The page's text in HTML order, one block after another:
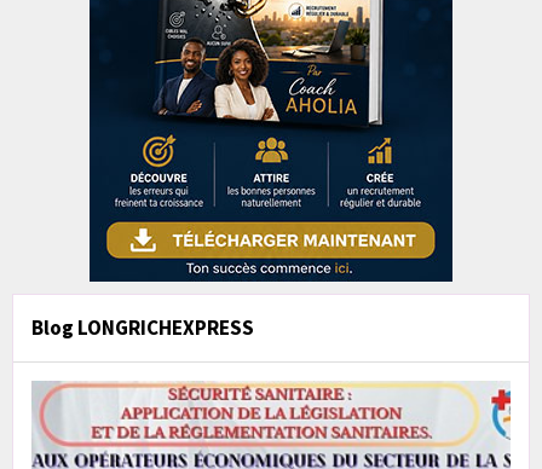
Blog LONGRICHEXPRESS